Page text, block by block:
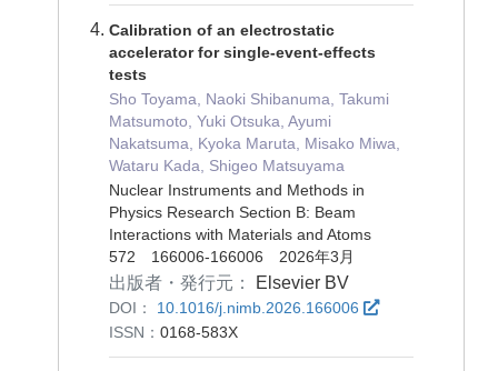
Calibration of an electrostatic
accelerator for single-event-effects
tests
Sho Toyama, Naoki Shibanuma, Takumi
Matsumoto, Yuki Otsuka, Ayumi
Nakatsuma, Kyoka Maruta, Misako Miwa,
Wataru Kada, Shigeo Matsuyama
Nuclear Instruments and Methods in
Physics Research Section B: Beam
Interactions with Materials and Atoms
572 166006-166006 2026年3月
出版者・発行元： Elsevier BV
DOI：
10.1016/j.nimb.2026.166006
ISSN： 0168-583X